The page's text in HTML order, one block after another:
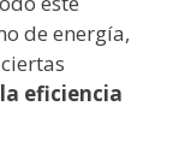
de energía,
eficiencia